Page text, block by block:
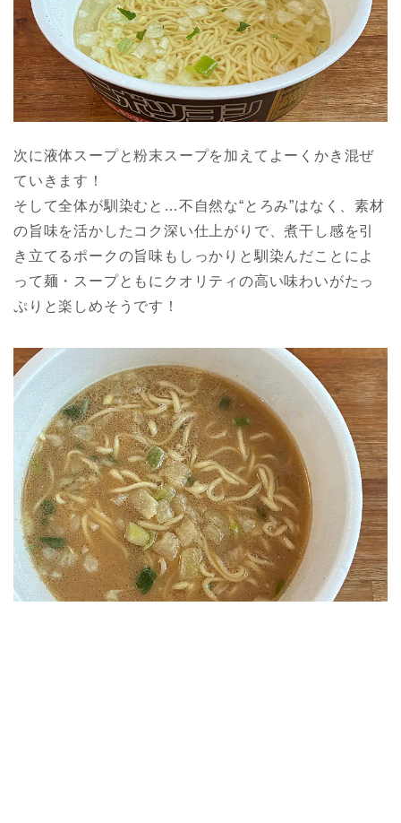
次に液体スープと粉末スープを加えてよーくかき混ぜ
ていきます！
そして全体が馴染むと…不自然な“とろみ”はなく、素材
の旨味を活かしたコク深い仕上がりで、煮干し感を引
き立てるポークの旨味もしっかりと馴染んだことによ
って麺・スープともにクオリティの高い味わいがたっ
ぷりと楽しめそうです！